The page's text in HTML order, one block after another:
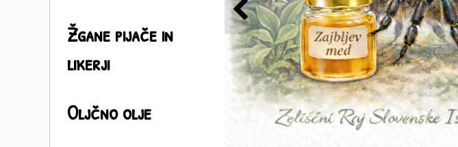
Žgane pijače in
likerji
Oljčno olje